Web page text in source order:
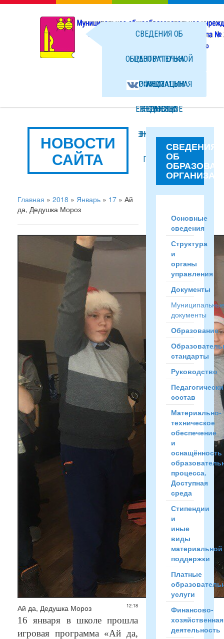
СВЕДЕНИЯ ОБ
ОБРАЗОВАТЕЛЬНОЙ
ОРГАНИЗАЦИИ
НОВОСТИ
ФАЙЛЫ
ЦЕНТР "ТОЧКА
РОСТА"
ЕЖЕДНЕВНОЕ
МЕНЮ ГОРЯЧЕГО
ПИТАНИЯ
ОФИЦИАЛЬНАЯ
СТРАНИЦА
ВКОНТАКТЕ
НОВОСТИ
САЙТА
Главная » 2018 » Январь » 17 » Ай
да, Дедушка Мороз
12:18
Ай да, Дедушка Мороз
16 января в школе прошла
игровая программа «Ай да,
СВЕДЕНИЯ
ОБ
Основные
сведения
Структура
и
органы
управления
Документы
документы
Образование
стандарты
Руководство
состав
Материально-
техническое
обеспечение
и
оснащённость
процесса.
Доступная
среда
Стипендии
и
иные
виды
материальной
поддержки
Платные
услуги
Финансово-
хозяйственная
деятельность